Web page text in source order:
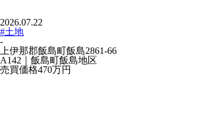
2026.07.22
#土地
-
上伊那郡飯島町飯島2861-66
A142｜飯島町飯島地区
売買価格470万円